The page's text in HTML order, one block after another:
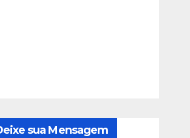
sua Mensagem